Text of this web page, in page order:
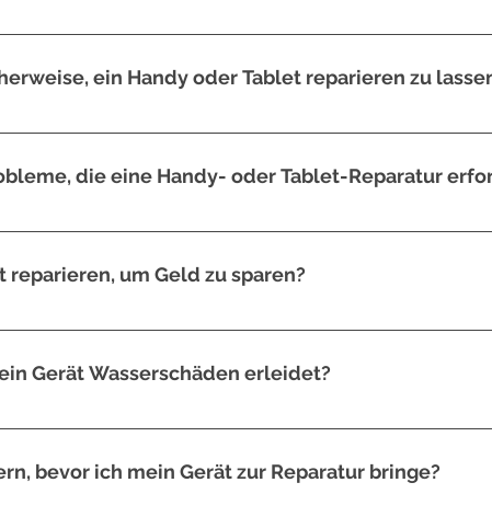
denn das hängt von dem Modell Ihres Geräts ab. Wir schauen
ein Handy oder Tablet reparieren zu
des Schadens und der Verfügbarkeit von Ersatzteilen ab. In
die eine Handy- oder Tablet-Reparatur
Bildschirme, defekte Akkus, Ladeanschlüsse, Wasserschäden und
reparieren, um Geld zu sparen?
aber es erfordert spezifisches Werkzeug und
Gerät Wasserschäden erleidet?
mit einem Tuch und das Einlegen in eine Schüssel mit
bevor ich mein Gerät zur Reparatur bringe?